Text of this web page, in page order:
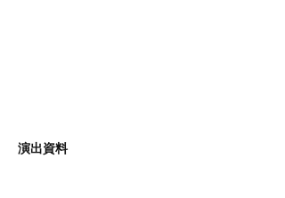
演出資料